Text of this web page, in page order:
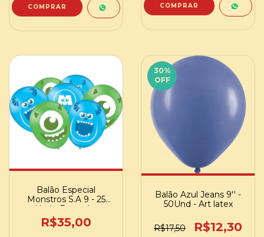
Balão Especial
Monstros S.A 9 - 25
Und - Festcolor
R$35,00
30%
OFF
Balão Azul Jeans 9'' -
50Und - Art latex
R$17,50 R$12,30